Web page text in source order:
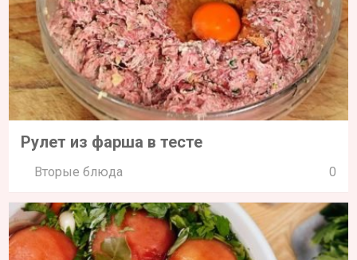
Рулет из фарша в тесте
Вторые блюда 0